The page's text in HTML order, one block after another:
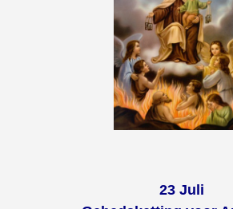
23 Juli